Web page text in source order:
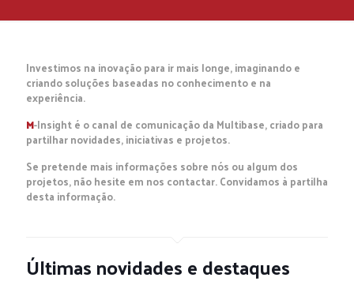
Investimos na inovação para ir mais longe, imaginando e
criando soluções baseadas no conhecimento e na
experiência.
M-Insight é o canal de comunicação da Multibase, criado para
partilhar novidades, iniciativas e projetos.
Se pretende mais informações sobre nós ou algum dos
projetos, não hesite em nos contactar. Convidamos à partilha
desta informação.
Últimas novidades e destaques